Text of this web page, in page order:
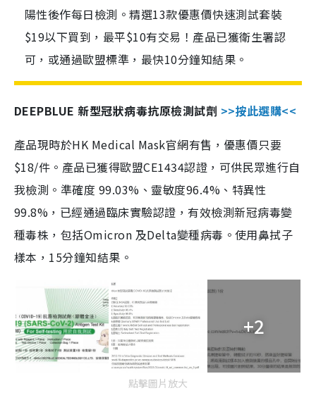
陽性後作每日檢測。精選13款優惠價快速測試套裝
$19以下買到，最平$10有交易！產品已獲衛生署認
可，或通過歐盟標準，最快10分鐘知結果。
DEEPBLUE 新型冠狀病毒抗原檢測試劑 >>按此選購<<
產品現時於HK Medical Mask官網有售，優惠價只要
$18/件。產品已獲得歐盟CE1434認證，可供民眾進行自
我檢測。準確度 99.03%、靈敏度96.4%、特異性
99.8%，已經通過臨床實驗認證，有效檢測新冠病毒變
種毒株，包括Omicron 及Delta變種病毒。使用鼻拭子
樣本，15分鐘知結果。
+2
點擊圖片放大